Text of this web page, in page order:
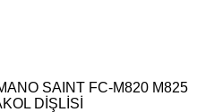
SAINT FC-M820 M825
DİŞLİSİ